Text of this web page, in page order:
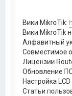
Вики MikroTik:
Вики MikroTik
Алфавитный
Совместимое
Лицензии
Обновление
Настройка
Статьи